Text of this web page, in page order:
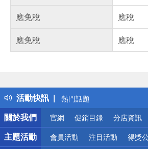
應免稅
應稅
應免稅
應稅
活動快訊
得獎公告
熱門話題
銀行優惠
偏遠地區配送
詐騙網頁！請小心！
關於我們
官網 促銷目錄 分店資訊
主題活動 會員活動 注目活動 得獎